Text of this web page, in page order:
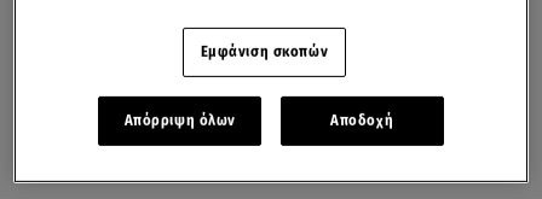
Εμφάνιση σκοπών
Απόρριψη όλων Αποδοχή